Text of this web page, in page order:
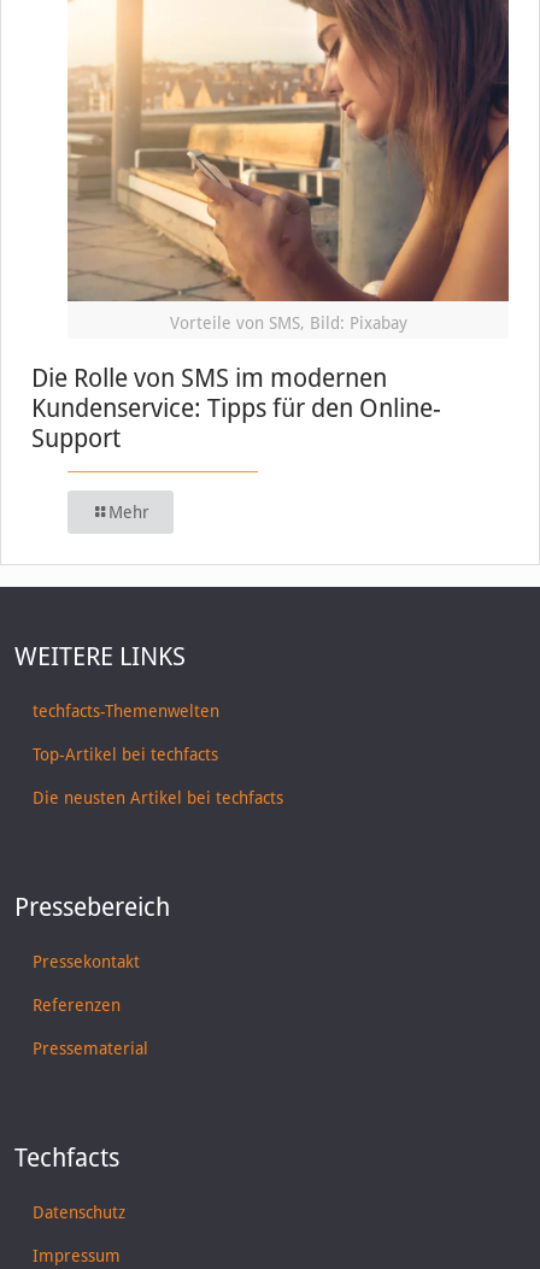
Vorteile von SMS, Bild: Pixabay
Die Rolle von SMS im modernen
Kundenservice: Tipps für den Online-
Support
Mehr
WEITERE LINKS
techfacts-Themenwelten
Top-Artikel bei techfacts
Die neusten Artikel bei techfacts
Pressebereich
Pressekontakt
Referenzen
Pressematerial
Techfacts
Datenschutz
Impressum